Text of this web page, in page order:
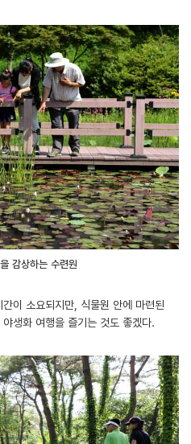
감상하는 수련원
이 소요되지만, 식물원 안에 마련된
생화 여행을 즐기는 것도 좋겠다.